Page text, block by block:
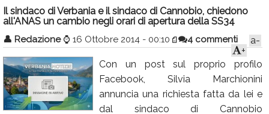
Sport
Info Utili
Rubriche
Calendario
Il sindaco di Verbania e il sindaco di Cannobio, chiedono
all'ANAS un cambio negli orari di apertura della SS34
👤 Redazione ⌚ 16 Ottobre 2014 - 00:10 4 commenti
a-
+
Con un post sul proprio profilo
Facebook, Silvia Marchionini
annuncia una richiesta fatta da lei e
dal sindaco di Cannobio